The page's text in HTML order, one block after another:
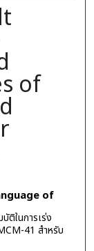
of
of
ในการเร่ง
41 สำหรับ